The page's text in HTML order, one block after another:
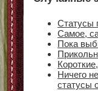
Статусы
Самое,
Пока
Ничего
статусы